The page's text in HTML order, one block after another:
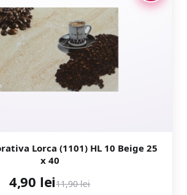
Lorca (1101) HL 10 Beige 25
x 40
4,90 lei11,90 lei